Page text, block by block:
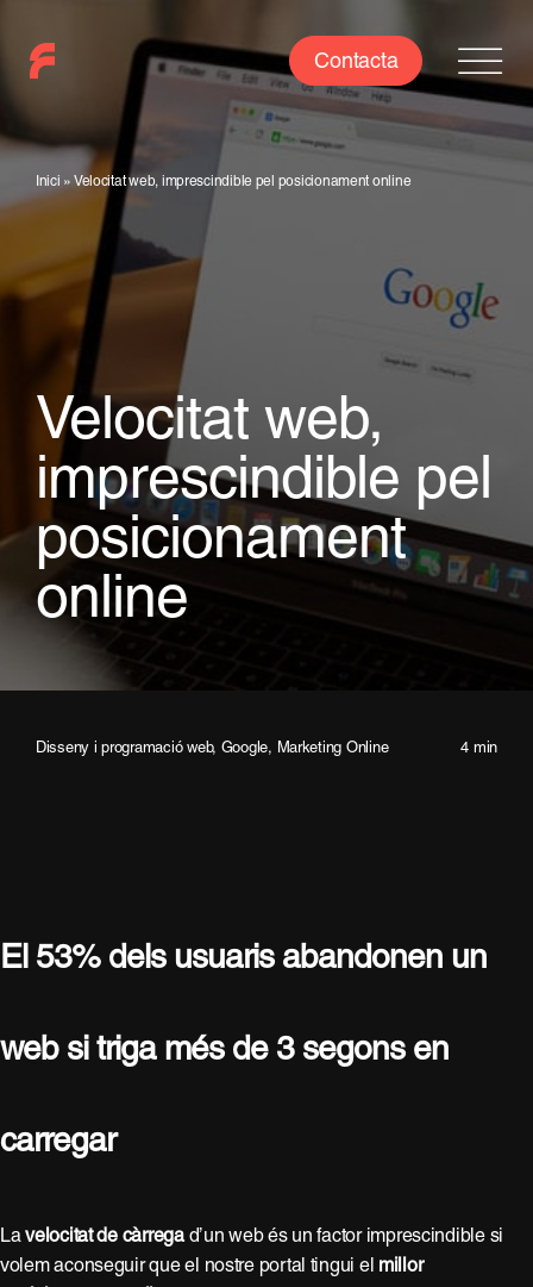
content
Contacta
Inici » Velocitat web, imprescindible pel posicionament online
Velocitat web,
imprescindible pel
posicionament
online
Disseny i programació web, Google, Marketing Online 4 min
El 53% dels usuaris abandonen un
web si triga més de 3 segons en
carregar
Lavelocitat de càrregad’un web és un factor imprescindible si
volem aconseguir que el nostre portal tingui el
millor